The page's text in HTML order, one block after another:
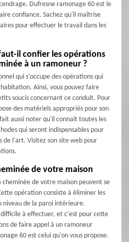
Dufresne ramonage 60 est le
confiance. Sachez qu'il maîtrise
pour effectuer le travail dans les
il confier les opérations
à un ramoneur ?
qui s'occupe des opérations qui
Ainsi, vous pouvez faire
soucis concernant ce conduit. Pour
des matériels appropriés pour son
aussi noter qu'il connait toutes les
qui seront indispensables pour
de l'art. Visitez son site web pour
de votre maison
de votre maison peuvent se
opération consiste à éliminer les
niveau de la paroi intérieure.
à effectuer, et c'est pour cette
de faire appel à un ramoneur
60 est celui qu'on vous propose.